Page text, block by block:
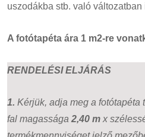
uszodákba stb. való változatban
A fotótapéta ára 1 m2-re
RENDELÉSI ELJÁRÁS
1. Kérjük, adja meg a fotótapéta
fal magassága 2,40 m x